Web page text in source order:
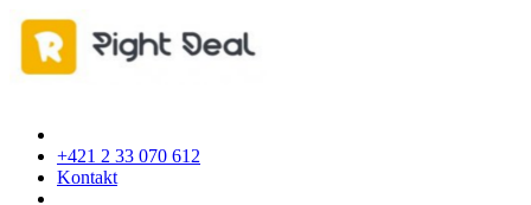
+421 2 33 070 612
Kontakt